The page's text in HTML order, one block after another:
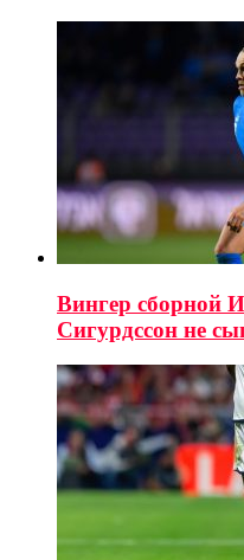
Вингер сборной
Сигурдссон не